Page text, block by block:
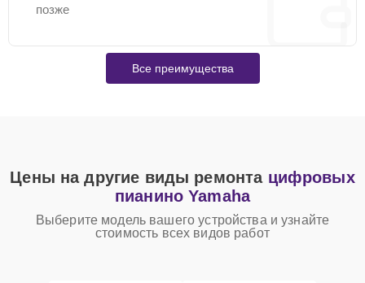
позже
Все преимущества
Цены на другие виды ремонта цифровых
пианино Yamaha
Выберите модель вашего устройства и узнайте
стоимость всех видов работ